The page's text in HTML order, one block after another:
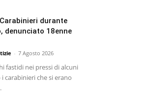
durante
denunciato 18enne
- 7 Agosto 2026
fastidi nei pressi di alcuni
carabinieri che si erano